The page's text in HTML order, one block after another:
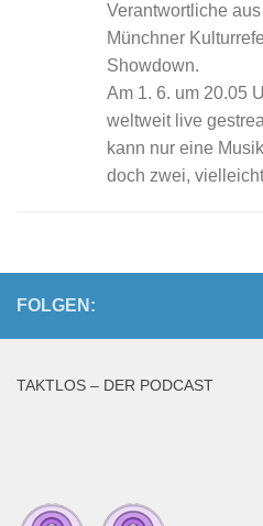
Verantwortliche
Münchner
Showdown.
Am 1. 6. um 20.05
weltweit live
kann nur eine
doch zwei,
FOLGEN:
TAKTLOS – DER PODCAST